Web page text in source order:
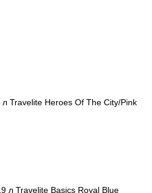
л Travelite Heroes Of The City/Pink